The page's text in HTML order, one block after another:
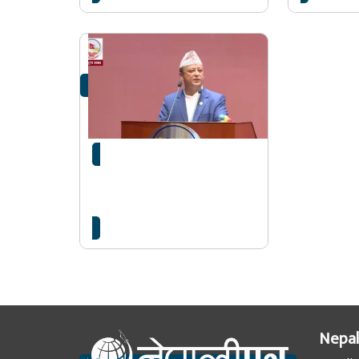
अधुरा आयोजनाहरु निर्माण
भइरहेको छ:…